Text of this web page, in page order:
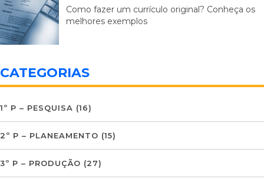
Como fazer um currículo original? Conheça os
melhores exemplos
CATEGORIAS
1º P – PESQUISA (16)
2º P – PLANEAMENTO (15)
3º P – PRODUÇÃO (27)